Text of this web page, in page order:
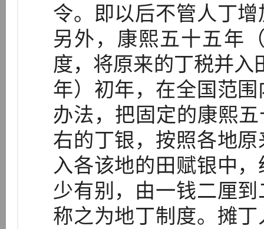
令。即以后不管人丁
另外，康熙五十五年
度，将原来的丁税并
年）初年，在全国范
办法，把固定的康熙
右的丁银，按照各地
入各该地的田赋银中
少有别，由一钱二厘
称之为地丁制度。摊